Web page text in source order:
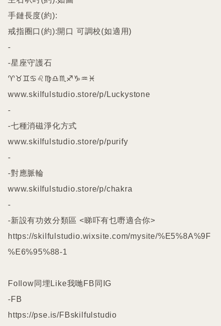
手鏈長度(約):
戒指圈口(約):開口 可調校(如適用)
-
-星座守護石
♈️♉️♊️♋️♌️♍️♎️♏️♐️♑️♒️♓️
www.skilfulstudio.store/p/Luckystone
-
-七種消磁淨化方式
www.skilfulstudio.store/p/purify
-
-對應脈輪
www.skilfulstudio.store/p/chakra
-
-新設有功效分類區 <睇吓有乜嘢適合你>
https://skilfulstudio.wixsite.com/mysite/%E5%8A%9F
%E6%95%88-1
Follow同埋Like我哋FB同IG
-FB
https://pse.is/FBskilfulstudio